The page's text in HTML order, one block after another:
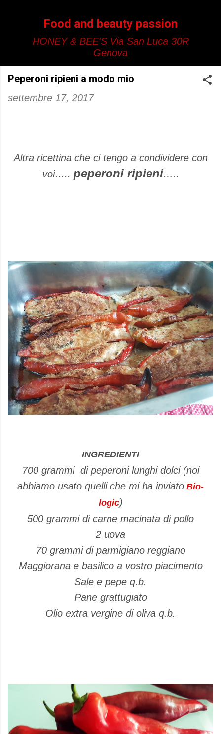
Food and beauty passion
HONEY & BEE'S Via San Luca 30R
Genova
Peperoni ripieni a modo mio
settembre 17, 2017
Altra ricettina che ci tengo a condividere con
voi….. peperoni ripieni…..
INGREDIENTI
700 grammi di peperoni lunghi dolci (noi
abbiamo usato quelli che mi ha inviato Bio-
logic)
500 grammi di carne macinata di pollo
2 uova
70 grammi di parmigiano reggiano
Maggiorana e basilico a vostro piacimento
Sale e pepe q.b.
Pane grattugiato
Olio extra vergine di oliva q.b.